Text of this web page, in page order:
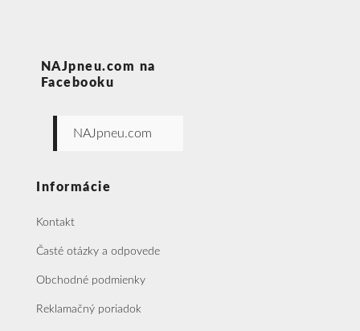
NAJpneu.com na
Facebooku
NAJpneu.com
Informácie
Kontakt
Časté otázky a odpovede
Obchodné podmienky
Reklamačný poriadok